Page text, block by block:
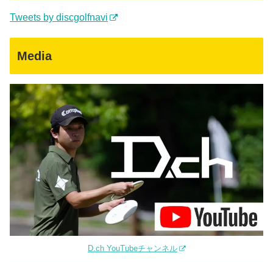
Tweets by discgolfnavi
Media
D.ch YouTubeチャンネル